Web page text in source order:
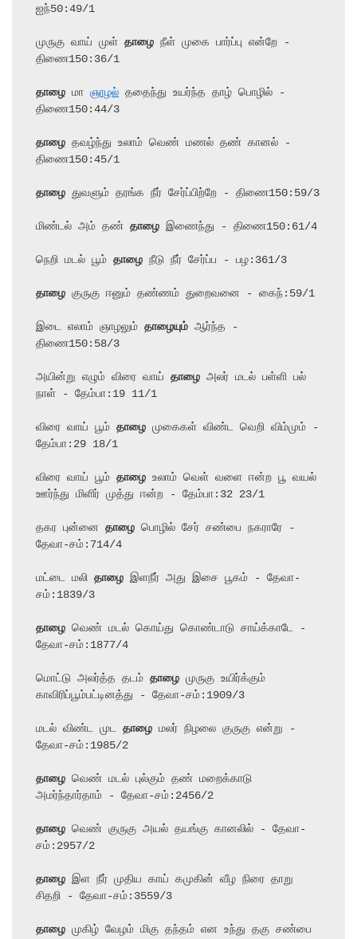
ஐந்50:49/1
முருகு வாய் முள் தாழை நீள் முகை பார்ப்பு என்றே -
திணை150:36/1
தாழை மா ஞாழல் ததைந்து உயர்ந்த தாழ் பொழில் -
திணை150:44/3
தாழை தவழ்ந்து உலாம் வெண் மணல் தண் கானல் -
திணை150:45/1
தாழை துவளும் தரங்க நீர் சேர்ப்பிற்றே - திணை150:59/3
மிண்டல் அம் தண் தாழை இணைந்து - திணை150:61/4
நெறி மடல் பூம் தாழை நீடு நீர் சேர்ப்ப - பழ:361/3
தாழை குருகு ஈனும் தண்ணம் துறைவனை - கைந்:59/1
இடை எலாம் ஞாழலும் தாழையும் ஆர்ந்த -
திணை150:58/3
அயின்று எழும் விரை வாய் தாழை அலர் மடல் பள்ளி பல்
நாள் - தேம்பா:19 11/1
விரை வாய் பூம் தாழை முகைகள் விண்ட வெறி விம்மும் -
தேம்பா:29 18/1
விரை வாய் பூம் தாழை உலாம் வெள் வளை ஈன்ற பூ வயல்
ஊர்ந்து மிளிர் முத்து ஈன்ற - தேம்பா:32 23/1
தகர புன்னை தாழை பொழில் சேர் சண்பை நகராரே -
தேவா-சம்:714/4
மட்டை மலி தாழை இளநீர் அது இசை பூகம் - தேவா-
சம்:1839/3
தாழை வெண் மடல் கொய்து கொண்டாடு சாய்க்காடே -
தேவா-சம்:1877/4
மொட்டு அலர்த்த தடம் தாழை முருகு உயிர்க்கும்
காவிரிப்பூம்பட்டினத்து - தேவா-சம்:1909/3
மடல் விண்ட முட தாழை மலர் நிழலை குருகு என்று -
தேவா-சம்:1985/2
தாழை வெண் மடல் புல்கும் தண் மறைக்காடு
அமர்ந்தார்தாம் - தேவா-சம்:2456/2
தாழை வெண் குருகு அயல் தயங்கு கானலில் - தேவா-
சம்:2957/2
தாழை இள நீர் முதிய காய் கமுகின் வீழ நிரை தாறு
சிதறி - தேவா-சம்:3559/3
தாழை முகிழ் வேழம் மிகு தந்தம் என உந்து தகு சண்பை